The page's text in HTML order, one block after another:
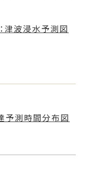
津波浸水予測図
予測時間分布図